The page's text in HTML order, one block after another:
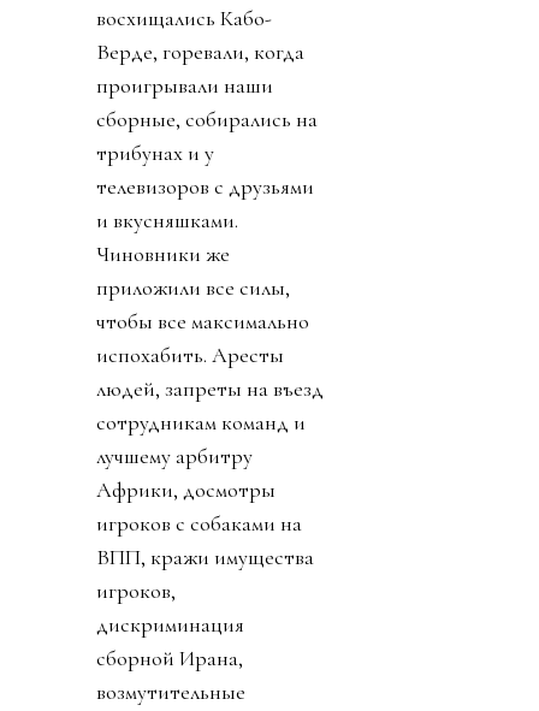
восхищались Кабо-
Верде, горевали, когда
проигрывали наши
сборные, собирались на
трибунах и у
телевизоров с друзьями
и вкусняшками.
Чиновники же
приложили все силы,
чтобы все максимально
испохабить. Аресты
людей, запреты на въезд
сотрудникам команд и
лучшему арбитру
Африки, досмотры
игроков с собаками на
ВПП, кражи имущества
игроков,
дискриминация
сборной Ирана,
возмутительные